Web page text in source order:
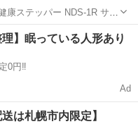
ステッパー NDS-1R サ
【中古品】 若
ジほとんど見ら...
ネス、トレーニング
理】眠っている人形あり
0円‼️
Ad
は札幌市内限定】